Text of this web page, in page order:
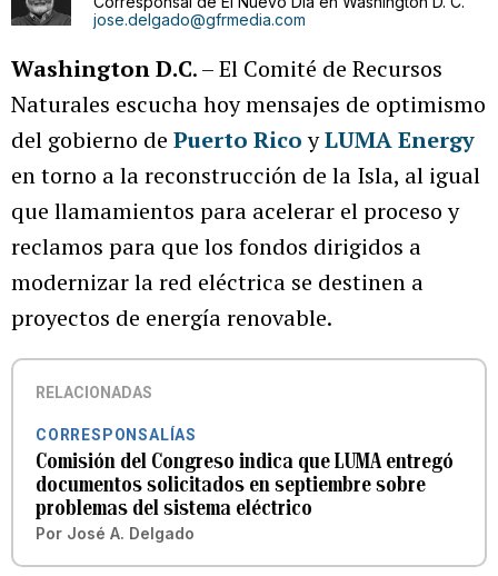
jose.delgado@gfrmedia.com
Washington D.C. – El Comité de Recursos
Naturales escucha hoy mensajes de optimismo
del gobierno de Puerto RicoyLUMA Energy
en torno a la reconstrucción de la Isla, al igual
que llamamientos para acelerar el proceso y
reclamos para que los fondos dirigidos a
modernizar la red eléctrica se destinen a
proyectos de energía renovable.
RELACIONADAS
CORRESPONSALÍAS
Comisión del Congreso indica que LUMA entregó
documentos solicitados en septiembre sobre
problemas del sistema eléctrico
Por José A. Delgado